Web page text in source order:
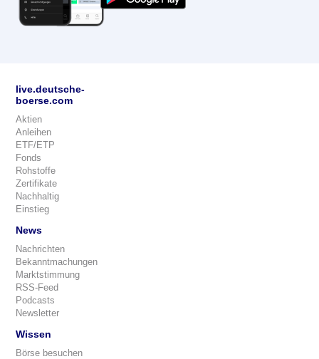
live.deutsche-
boerse.com
Aktien
Anleihen
ETF/ETP
Fonds
Rohstoffe
Zertifikate
Nachhaltig
Einstieg
News
Nachrichten
Bekanntmachungen
Marktstimmung
RSS-Feed
Podcasts
Newsletter
Wissen
Börse besuchen